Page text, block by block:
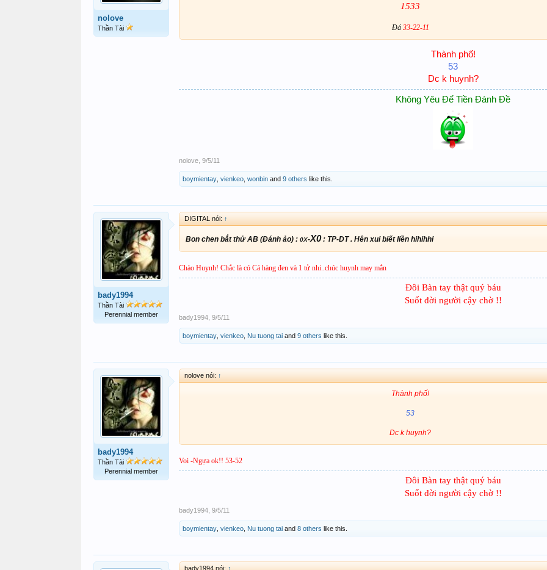
nolove
Thần Tài
1533
Đá 33-22-11
Thành phố!
53
Dc k huynh?
Không Yêu Để Tiền Đánh Đề
nolove 9/5/11
boymientay vienkeo wonbin and 9 others like this.
bady1994
Thần Tài
Perennial member
DIGITAL nói: ↑
Bon chen bắt thử AB (Đánh ảo) : 0X-X0: TP-DT . Hên xui biết liền hihihhi
Chào Huynh! Chắc là có Cá hàng đen và 1 tử nhi..chúc huynh may mắn
Đôi Bàn tay thật quý báu
Suốt đời người cậy chờ !!​
bady1994 9/5/11
boymientay vienkeo Nu tuong tai and 9 others like this.
bady1994
Thần Tài
Perennial member
nolove nói: ↑
Thành phố!
53
Dc k huynh?
Voi -Ngựa ok!! 53-52
Đôi Bàn tay thật quý báu
Suốt đời người cậy chờ !!​
bady1994 9/5/11
boymientay vienkeo Nu tuong tai and 8 others like this.
bady1994 nói: ↑